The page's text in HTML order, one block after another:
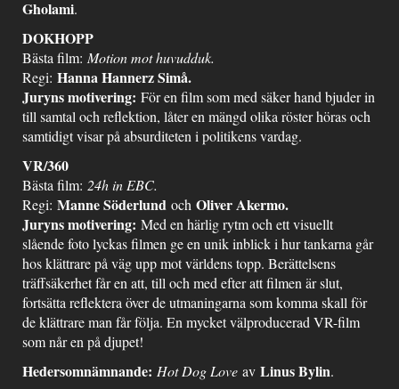
Gholami.
DOKHOPP
Bästa film: Motion mot huvudduk.
Regi: Hanna Hannerz Simå.
Juryns motivering: För en film som med säker hand bjuder in
till samtal och reflektion, låter en mängd olika röster höras och
samtidigt visar på absurditeten i politikens vardag.
VR/360
Bästa film: 24h in EBC.
Regi: Manne Söderlund och Oliver Akermo.
Juryns motivering: Med en härlig rytm och ett visuellt
slående foto lyckas filmen ge en unik inblick i hur tankarna går
hos klättrare på väg upp mot världens topp. Berättelsens
träffsäkerhet får en att, till och med efter att filmen är slut,
fortsätta reflektera över de utmaningarna som komma skall för
de klättrare man får följa. En mycket välproducerad VR-film
som når en på djupet!
Hedersomnämnande: Hot Dog Love av Linus Bylin.